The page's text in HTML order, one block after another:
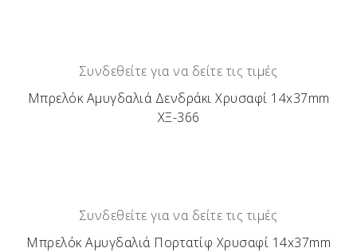
Συνδεθείτε για να δείτε τις τιμές
Μπρελόκ Αμυγδαλιά Δενδράκι Χρυσαφί 14x37mm
ΧΞ-366
Συνδεθείτε για να δείτε τις τιμές
Μπρελόκ Αμυγδαλιά Πορτατίφ Χρυσαφί 14x37mm